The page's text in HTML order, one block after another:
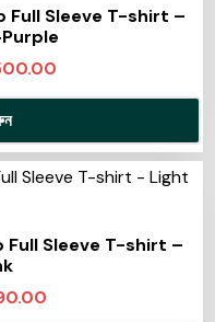
Full Sleeve T-shirt –
Full Sleeve T-shirt –